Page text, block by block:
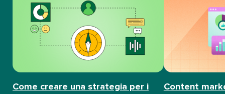
Come creare una strategia per i
Content